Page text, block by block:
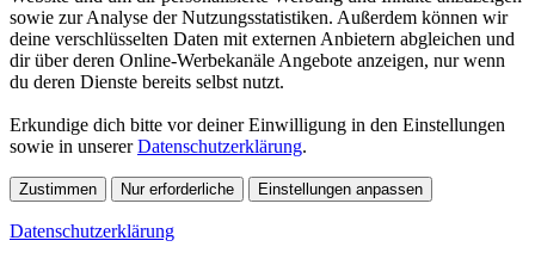
sowie zur Analyse der Nutzungsstatistiken. Außerdem können wir
deine verschlüsselten Daten mit externen Anbietern abgleichen und
dir über deren Online-Werbekanäle Angebote anzeigen, nur wenn
du deren Dienste bereits selbst nutzt.
Erkundige dich bitte vor deiner Einwilligung in den Einstellungen
sowie in unsererDatenschutzerklärung.
Zustimmen Nur erforderliche Einstellungen anpassen
Datenschutzerklärung